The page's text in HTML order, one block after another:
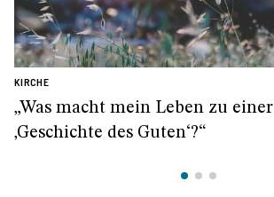
KIRCHE
„Was macht mein Leben zu einer
‚Geschichte des Guten‘?“